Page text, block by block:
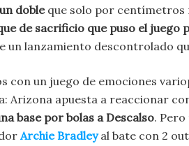
dobleque solo por centímetros
de sacrificio que puso el juego
un lanzamiento descontrolado
con un juego de emociones
Arizona apuesta a reaccionar
base por bolas a Descalso.
Archie Bradleyal bate con 2